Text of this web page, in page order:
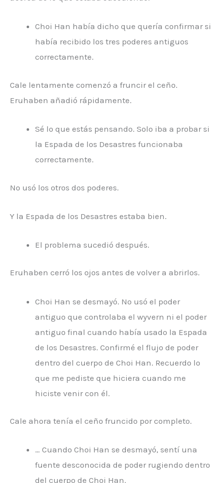
Choi Han había dicho que quería confirmar si
había recibido los tres poderes antiguos
correctamente.
Cale lentamente comenzó a fruncir el ceño.
Eruhaben añadió rápidamente.
Sé lo que estás pensando. Solo iba a probar si
la Espada de los Desastres funcionaba
correctamente.
No usó los otros dos poderes.
Y la Espada de los Desastres estaba bien.
El problema sucedió después.
Eruhaben cerró los ojos antes de volver a abrirlos.
Choi Han se desmayó. No usó el poder
antiguo que controlaba el wyvern ni el poder
antiguo final cuando había usado la Espada
de los Desastres. Confirmé el flujo de poder
dentro del cuerpo de Choi Han. Recuerdo lo
que me pediste que hiciera cuando me
hiciste venir con él.
Cale ahora tenía el ceño fruncido por completo.
… Cuando Choi Han se desmayó, sentí una
fuente desconocida de poder rugiendo dentro
del cuerpo de Choi Han.